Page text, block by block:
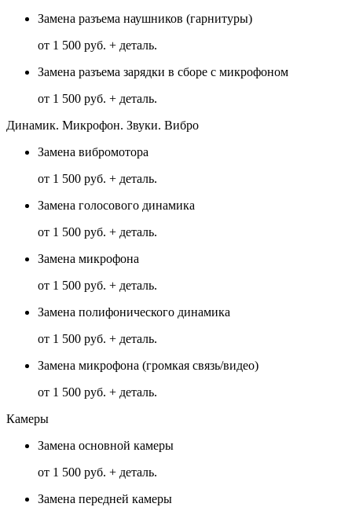
Замена разъема наушников (гарнитуры)
от 1 500 руб. + деталь.
Замена разъема зарядки в сборе с микрофоном
от 1 500 руб. + деталь.
Динамик. Микрофон. Звуки. Вибро
Замена вибромотора
от 1 500 руб. + деталь.
Замена голосового динамика
от 1 500 руб. + деталь.
Замена микрофона
от 1 500 руб. + деталь.
Замена полифонического динамика
от 1 500 руб. + деталь.
Замена микрофона (громкая связь/видео)
от 1 500 руб. + деталь.
Камеры
Замена основной камеры
от 1 500 руб. + деталь.
Замена передней камеры